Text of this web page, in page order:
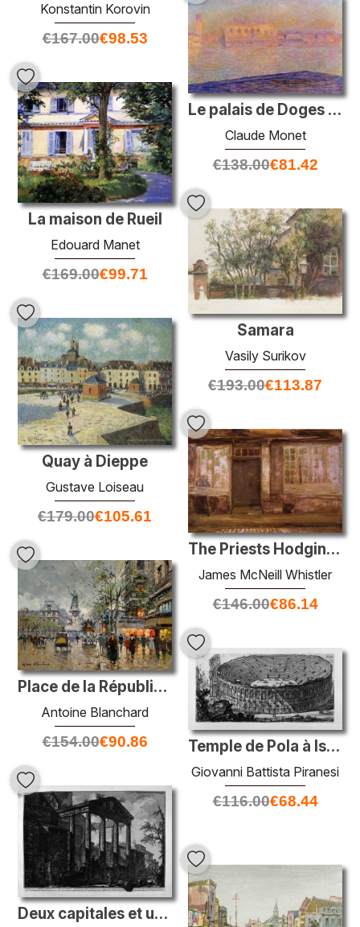
Konstantin Korovin
€167.00€98.53
Le palais de Doges vu de San Giorgio Maggiore
Claude Monet
€138.00€81.42
La maison de Rueil
Edouard Manet
€169.00€99.71
Samara
Vasily Surikov
€193.00€113.87
Quay à Dieppe
Gustave Loiseau
€179.00€105.61
The Priests Hodging - Dieppe
James McNeill Whistler
€146.00€86.14
Place de la République
Antoine Blanchard
€154.00€90.86 Temple de Pola à Istria
Giovanni Battista Piranesi
€116.00€68.44
Deux capitales et une base de colonnes, restes de bâtiments anci